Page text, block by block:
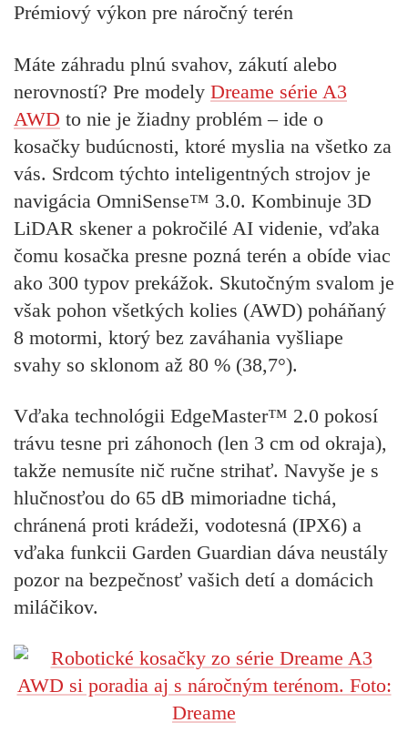
Prémiový výkon pre náročný terén
Máte záhradu plnú svahov, zákutí alebo
nerovností? Pre modely Dreame série A3
AWD to nie je žiadny problém – ide o
kosačky budúcnosti, ktoré myslia na všetko za
vás. Srdcom týchto inteligentných strojov je
navigácia OmniSense™ 3.0. Kombinuje 3D
LiDAR skener a pokročilé AI videnie, vďaka
čomu kosačka presne pozná terén a obíde viac
ako 300 typov prekážok. Skutočným svalom je
však pohon všetkých kolies (AWD) poháňaný
8 motormi, ktorý bez zaváhania vyšliape
svahy so sklonom až 80 % (38,7°).
Vďaka technológii EdgeMaster™ 2.0 pokosí
trávu tesne pri záhonoch (len 3 cm od okraja),
takže nemusíte nič ručne strihať. Navyše je s
hlučnosťou do 65 dB mimoriadne tichá,
chránená proti krádeži, vodotesná (IPX6) a
vďaka funkcii Garden Guardian dáva neustály
pozor na bezpečnosť vašich detí a domácich
miláčikov.